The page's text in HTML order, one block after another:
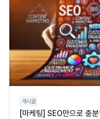
게시글
[마케팅] SEO만으로 충